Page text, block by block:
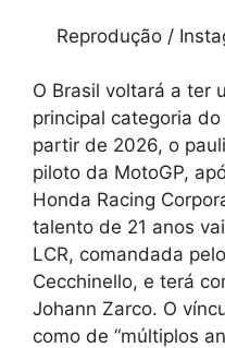
Reprodução /
O Brasil voltará a ter
principal categoria
partir de 2026, o
piloto da MotoGP,
Honda Racing
talento de 21 anos
LCR, comandada
Cecchinello, e terá
Johann Zarco. O
como de “múltiplos